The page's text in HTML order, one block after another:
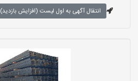
انتقال آگهی به اول لیست (افزایش بازدید)